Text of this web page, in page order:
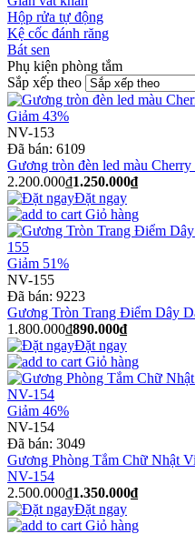
Hộp rửa tự động
Kệ cốc đánh răng
Bát sen
Phụ kiện phòng tắm
Sắp xếp theo
Giảm 43%
NV-153
Đã bán: 6109
Gương tròn đèn led màu
2.200.000₫1.250.000₫
Đặt ngay
Giỏ hàng
Giảm 51%
NV-155
Đã bán: 9223
Gương Tròn Trang Điểm Dây
1.800.000₫890.000₫
Đặt ngay
Giỏ hàng
Giảm 46%
NV-154
Đã bán: 3049
Gương Phòng Tắm Chữ Nhật
NV-154
2.500.000₫1.350.000₫
Đặt ngay
Giỏ hàng